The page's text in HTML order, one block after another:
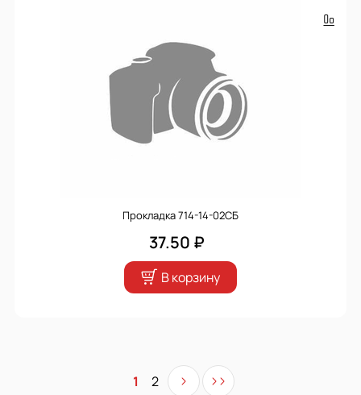
Прокладка 714-14-02СБ
37.50 ₽
В корзину
1 2